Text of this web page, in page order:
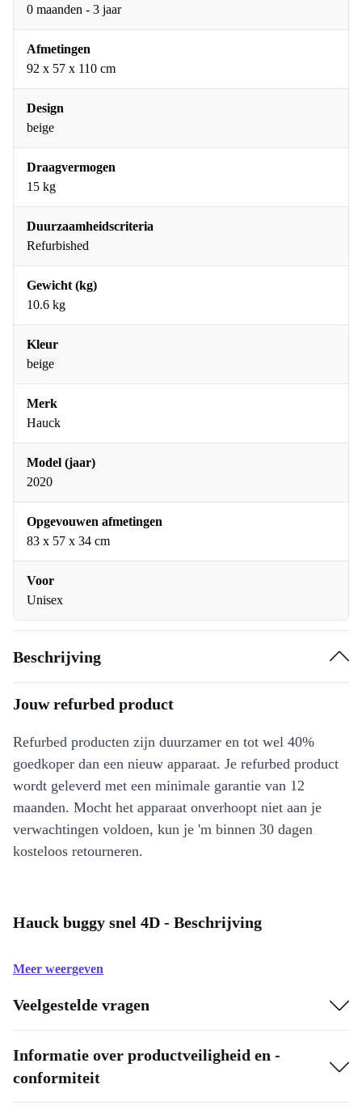
0 maanden - 3 jaar
Afmetingen
92 x 57 x 110 cm
Design
beige
Draagvermogen
15 kg
Duurzaamheidscriteria
Refurbished
Gewicht (kg)
10.6 kg
Kleur
beige
Merk
Hauck
Model (jaar)
2020
Opgevouwen afmetingen
83 x 57 x 34 cm
Voor
Unisex
Beschrijving
Jouw refurbed product
Refurbed producten zijn duurzamer en tot wel 40%
goedkoper dan een nieuw apparaat. Je refurbed product
wordt geleverd met een minimale garantie van 12
maanden. Mocht het apparaat onverhoopt niet aan je
verwachtingen voldoen, kun je 'm binnen 30 dagen
kosteloos retourneren.
Hauck buggy snel 4D - Beschrijving
Meer weergeven
Veelgestelde vragen
Informatie over productveiligheid en -
conformiteit